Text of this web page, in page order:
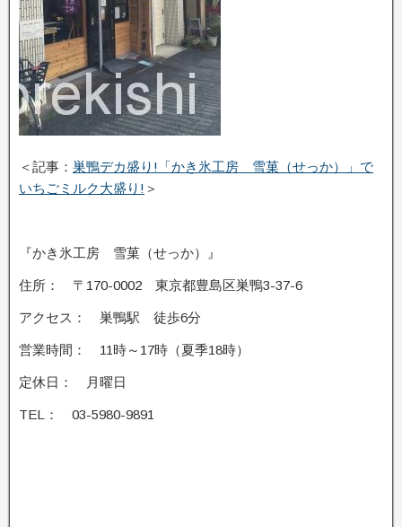
＜記事： 巣鴨デカ盛り!「かき氷工房 雪菓（せっか）」で
いちごミルク大盛り! ＞
『かき氷工房 雪菓（せっか）』
住所： 〒170-0002 東京都豊島区巣鴨3-37-6
アクセス： 巣鴨駅 徒歩6分
営業時間： 11時～17時（夏季18時）
定休日： 月曜日
TEL： 03-5980-9891